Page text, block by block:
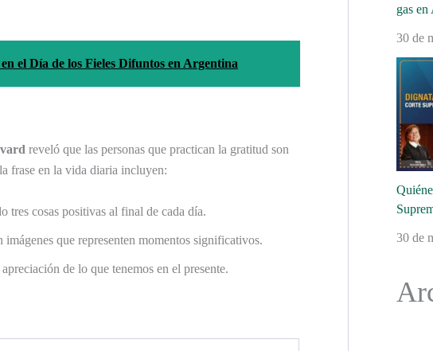
el Día de los Fieles Difuntos en Argentina
reveló que las personas que practican la gratitud son
frase en la vida diaria incluyen:
tres cosas positivas al final de cada día.
imágenes que representen momentos significativos.
de lo que tenemos en el presente.
gas en
30 de
30 de